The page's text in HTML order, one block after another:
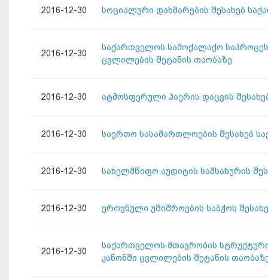
2016-12-30 სოციალური დახმარების შესახებ
2016-12-30
საქართველოს სამოქალაქო
ცვლილების შეტანის თაობაზე
2016-12-30 ატმოსფერული ჰაერის დაცვის
2016-12-30 საერთო სასამართლოების შესახებ
2016-12-30 სახელმწიფო აუდიტის სამსახურის
2016-12-30 ეროვნული უშიშროების საბჭოს
2016-12-30
საქართველოს მთავრობის
კანონში ცვლილების შეტანის